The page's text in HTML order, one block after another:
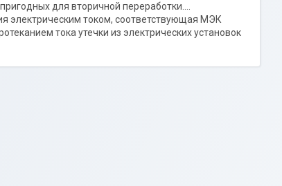
для вторичной переработки....
электрическим током, соответствующая МЭК
тока утечки из электрических установок